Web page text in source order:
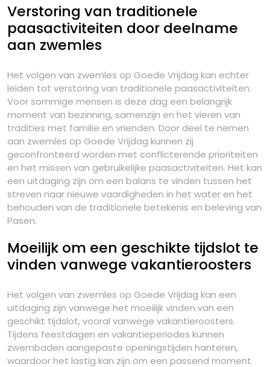
Verstoring van traditionele
paasactiviteiten door deelname
aan zwemles
Het volgen van zwemles op Goede Vrijdag kan echter
leiden tot verstoring van traditionele paasactiviteiten.
Voor sommige mensen is deze dag een belangrijk
moment van bezinning, samenzijn en het vieren van
tradities met familie en vrienden. Door deel te nemen
aan zwemles op Goede Vrijdag kunnen zij
geconfronteerd worden met conflicterende prioriteiten
en het missen van gebruikelijke paasactiviteiten. Het kan
een uitdaging zijn om een balans te vinden tussen het
streven naar nieuwe vaardigheden in het water en het
behouden van de traditionele betekenis en beleving van
Pasen.
Moeilijk om een geschikte tijdslot te
vinden vanwege vakantieroosters
Het volgen van zwemles op Goede Vrijdag kan een
uitdaging zijn vanwege het moeilijk vinden van een
geschikt tijdslot, vooral vanwege vakantieroosters.
Tijdens feestdagen en vakantieperiodes kunnen
zwembaden aangepaste openingstijden hanteren,
waardoor het lastig kan zijn om een passend moment